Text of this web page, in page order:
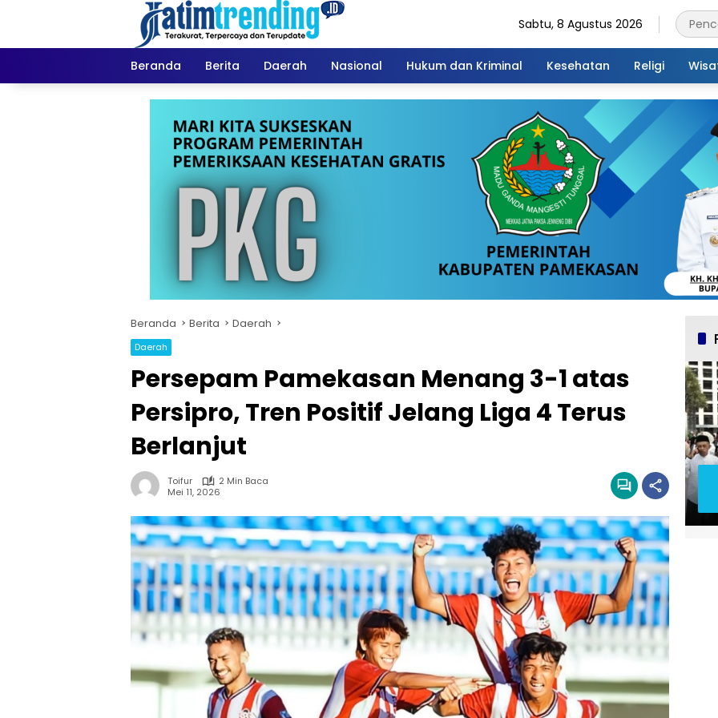
Sabtu, 8 Agustus 2026
Beranda Berita Daerah Nasional Hukum dan Kriminal Kesehatan Religi
Beranda Berita Daerah
Daerah
Persepam Pamekasan Menang 3-1 atas
Persipro, Tren Positif Jelang Liga 4 Terus
Berlanjut
Toifur
2 Min Baca
Mei 11, 2026